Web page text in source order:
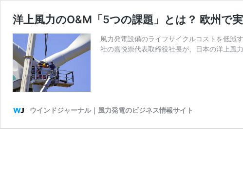
洋上風力のO&M「5つの課題」とは？ 欧州で
風力発電設備のライフサイクルコストを低減
社の嘉悦崇代表取締役社長が、日本の洋上風
ウインドジャーナル｜風力発電のビジネス情報サイト